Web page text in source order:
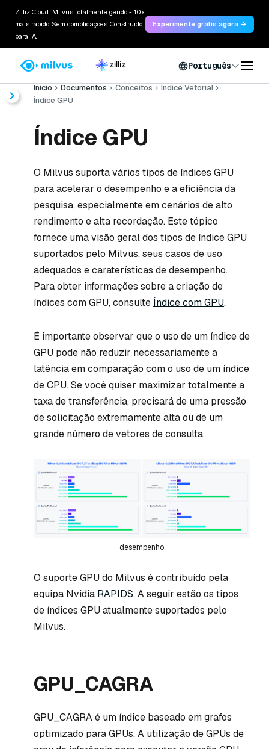
Zilliz Cloud: Milvus totalmente gerido - 10x
mais rápido. Sem complicações. Construído
para IA.
Experimente grátis agora →
Português
Início Documentos Conceitos
Índice Vetorial
Índice GPU
Índice GPU
O Milvus suporta vários tipos de índices GPU
para acelerar o desempenho e a eficiência da
pesquisa, especialmente em cenários de alto
rendimento e alta recordação. Este tópico
fornece uma visão geral dos tipos de índice GPU
suportados pelo Milvus, seus casos de uso
adequados e caraterísticas de desempenho.
Para obter informações sobre a criação de
índices com GPU, consulte Índice com GPU.
É importante observar que o uso de um índice de
GPU pode não reduzir necessariamente a
latência em comparação com o uso de um índice
de CPU. Se você quiser maximizar totalmente a
taxa de transferência, precisará de uma pressão
de solicitação extremamente alta ou de um
grande número de vetores de consulta.
desempenho
O suporte GPU do Milvus é contribuído pela
equipa Nvidia RAPIDS. A seguir estão os tipos
de índices GPU atualmente suportados pelo
Milvus.
GPU_CAGRA
GPU_CAGRA é um índice baseado em grafos
optimizado para GPUs. A utilização de GPUs de